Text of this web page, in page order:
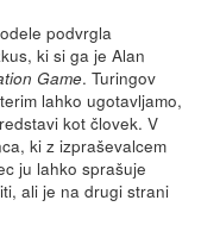
podvrgla
ki si ga je Alan
Game. Turingov
lahko ugotavljamo,
kot človek. V
ki z izpraševalcem
ju lahko sprašuje
ali je na drugi strani